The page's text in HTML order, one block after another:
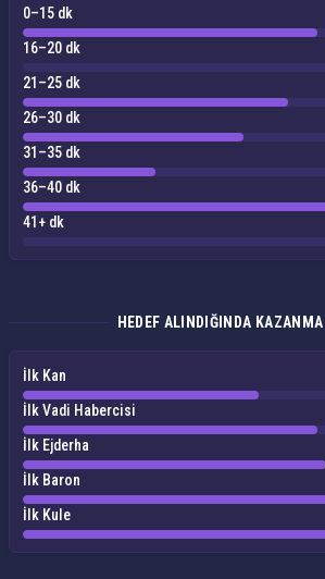
0–15 dk
16–20 dk
21–25 dk
26–30 dk
31–35 dk
36–40 dk
41+ dk
HEDEF ALINDIĞINDA KAZANMA
İlk Kan
İlk Vadi Habercisi
İlk Ejderha
İlk Baron
İlk Kule